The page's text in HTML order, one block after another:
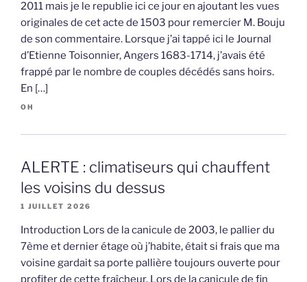
2011 mais je le republie ici ce jour en ajoutant les vues
originales de cet acte de 1503 pour remercier M. Bouju
de son commentaire. Lorsque j’ai tappé ici le Journal
d’Etienne Toisonnier, Angers 1683-1714, j’avais été
frappé par le nombre de couples décédés sans hoirs.
En […]
OH
ALERTE : climatiseurs qui chauffent
les voisins du dessus
1 JUILLET 2026
Introduction Lors de la canicule de 2003, le pallier du
7ème et dernier étage où j’habite, était si frais que ma
voisine gardait sa porte pallière toujours ouverte pour
profiter de cette fraîcheur. Lors de la canicule de fin